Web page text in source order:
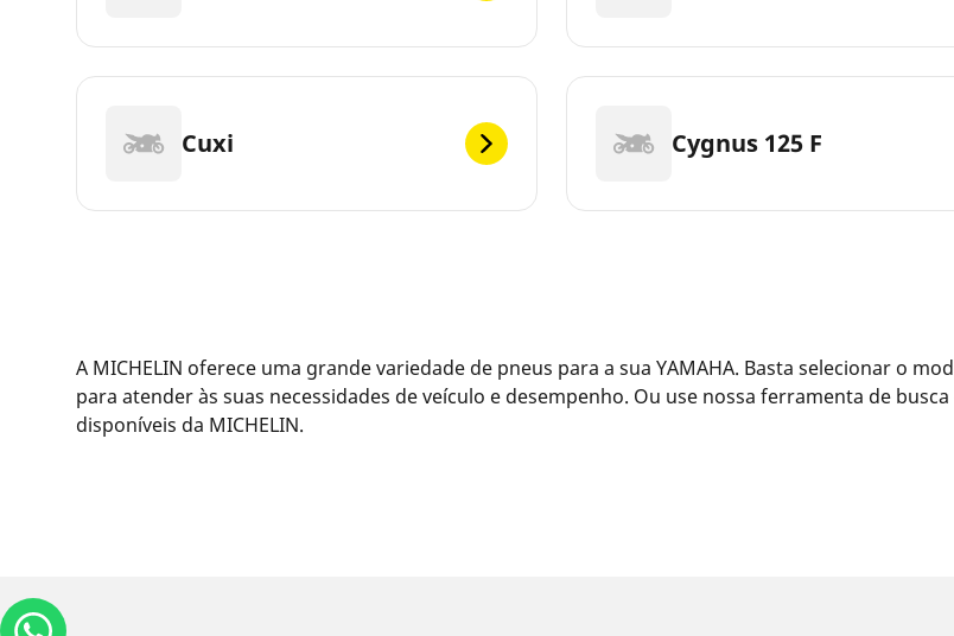
Cuxi Cygnus 125 F
A MICHELIN oferece uma grande variedade de pneus para a sua YAMAHA. Basta selecionar o
para atender às suas necessidades de veículo e desempenho. Ou use nossa ferramenta de
disponíveis da MICHELIN.